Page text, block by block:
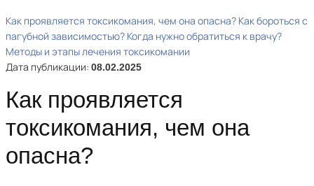
Как проявляется токсикомания, чем она опасна? Как бороться с
пагубной зависимостью? Когда нужно обратиться к врачу?
Методы и этапы лечения токсикомании
Дата публикации: 08.02.2025
Как проявляется
токсикомания, чем она
опасна?